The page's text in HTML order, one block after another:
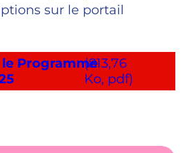
sur le portail
Programme(813,76
Ko, pdf)